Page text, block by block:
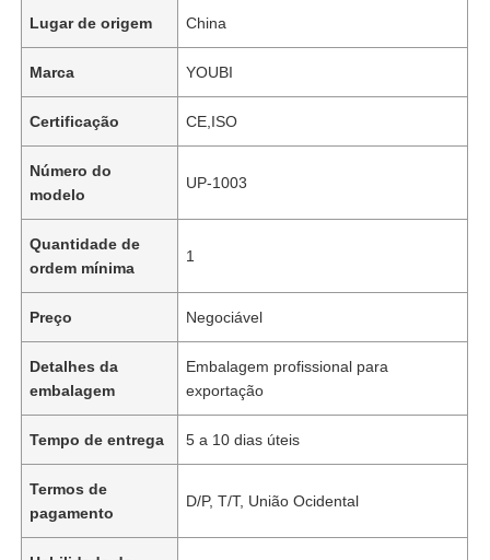
Lugar de origem China
Marca YOUBI
Certificação CE,ISO
Número do
modelo
UP-1003
Quantidade de
ordem mínima
1
Preço Negociável
Detalhes da
embalagem
Embalagem profissional para
exportação
Tempo de entrega 5 a 10 dias úteis
Termos de
pagamento
D/P, T/T, União Ocidental